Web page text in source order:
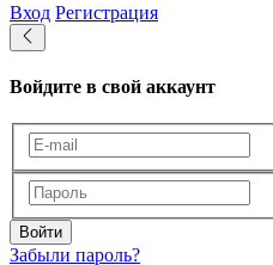
Вход Регистрация
Войдите в свой аккаунт
Войти
Забыли пароль?